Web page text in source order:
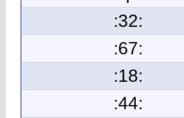
:32:
:67:
:18:
:44: